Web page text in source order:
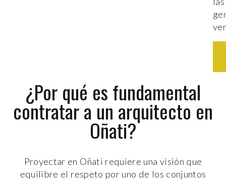
¿Por qué es fundamental
contratar a un arquitecto en
Oñati?
Proyectar en Oñati requiere una visión que
equilibre el respeto por uno de los conjuntos